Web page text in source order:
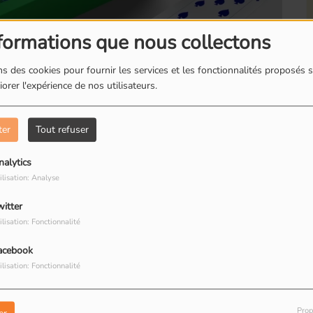
que nous collectons
des cookies pour fournir les services et les fonctionnalités proposés
l'expérience de nos utilisateurs.
Tout refuser
Analyse
Fonctionnalité
Fonctionnalité
artistique pluridisciplinaire
jeunes comédiens et comédiennes, nous nous
le théâtre, l'improvisation et les écritures
boites à livres